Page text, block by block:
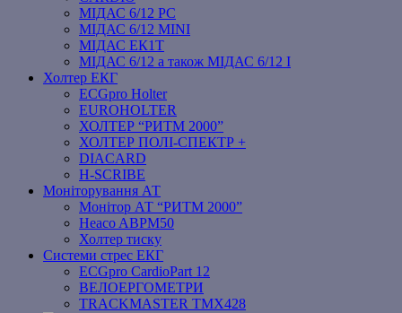
МІДАС 6/12 PC
МІДАС 6/12 MINI
МІДАС ЕК1Т
МІДАС 6/12 а також МІДАС 6/12 І
Холтер ЕКГ
ECGpro Holter
EUROHOLTER
ХОЛТЕР “РИТМ 2000”
ХОЛТЕР ПОЛІ-СПЕКТР +
DIACARD
H-SCRIBE
Моніторування АТ
Монітор АТ “РИТМ 2000”
Heaco ABPM50
Холтер тиску
Системи стрес ЕКГ
ECGpro CardioPart 12
ВЕЛОЕРГОМЕТРИ
TRACKMASTER TMX428